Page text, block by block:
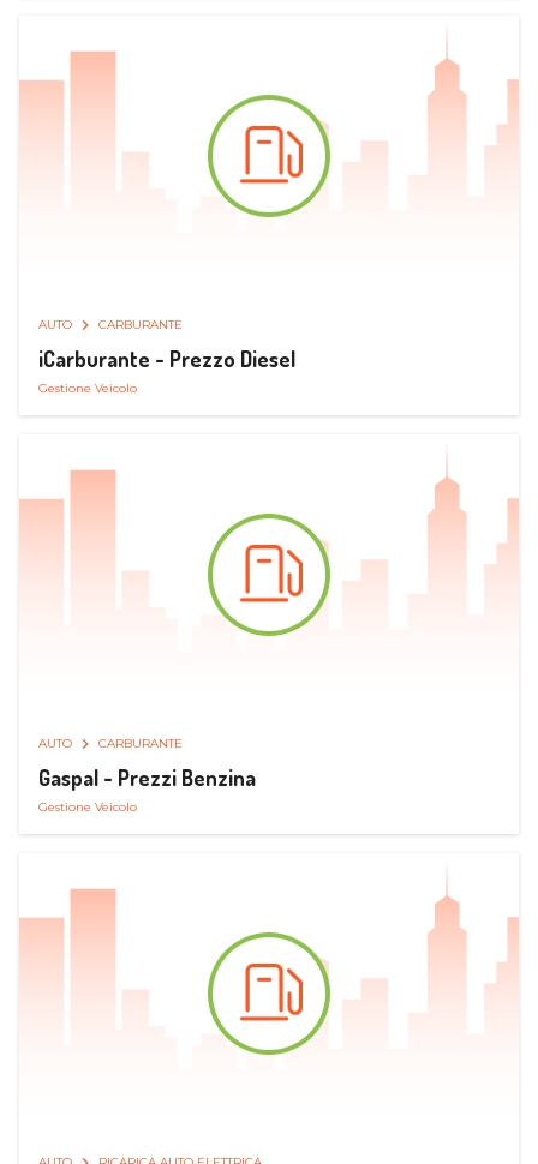
AUTO CARBURANTE
iCarburante - Prezzo Diesel
Gestione Veicolo
AUTO CARBURANTE
Gaspal - Prezzi Benzina
Gestione Veicolo